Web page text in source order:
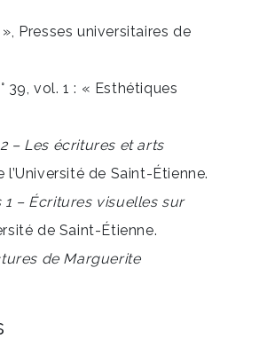
Presses universitaires de
39, vol. 1 : « Esthétiques
– Les écritures et arts
de Saint-Étienne.
1 – Écritures visuelles sur
de Saint-Étienne.
de Marguerite